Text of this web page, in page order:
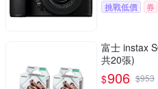
挑戰低價
券
富士 instax
共20張)
$906 $953